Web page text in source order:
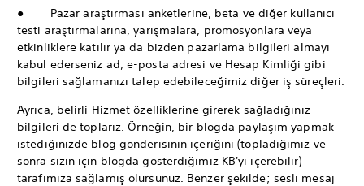
● Pazar araştırması anketlerine, beta ve diğer kullanıcı
testi araştırmalarına, yarışmalara, promosyonlara veya
etkinliklere katılır ya da bizden pazarlama bilgileri almayı
kabul ederseniz ad, e-posta adresi ve Hesap Kimliği gibi
bilgileri sağlamanızı talep edebileceğimiz diğer iş süreçleri.
Ayrıca, belirli Hizmet özelliklerine girerek sağladığınız
bilgileri de toplarız. Örneğin, bir blogda paylaşım yapmak
istediğinizde blog gönderisinin içeriğini (topladığımız ve
sonra sizin için blogda gösterdiğimiz KB'yi içerebilir)
tarafımıza sağlamış olursunuz. Benzer şekilde; sesli mesaj